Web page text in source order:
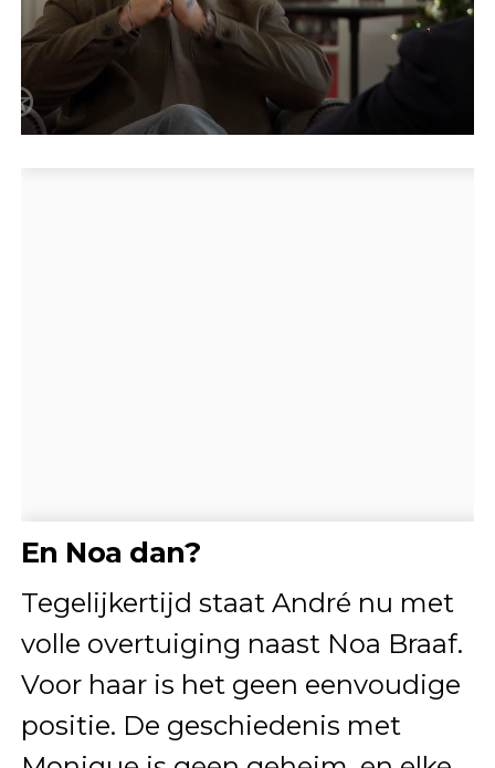
En Noa dan?
Tegelijkertijd staat André nu met
volle overtuiging naast Noa Braaf.
Voor haar is het geen eenvoudige
positie. De geschiedenis met